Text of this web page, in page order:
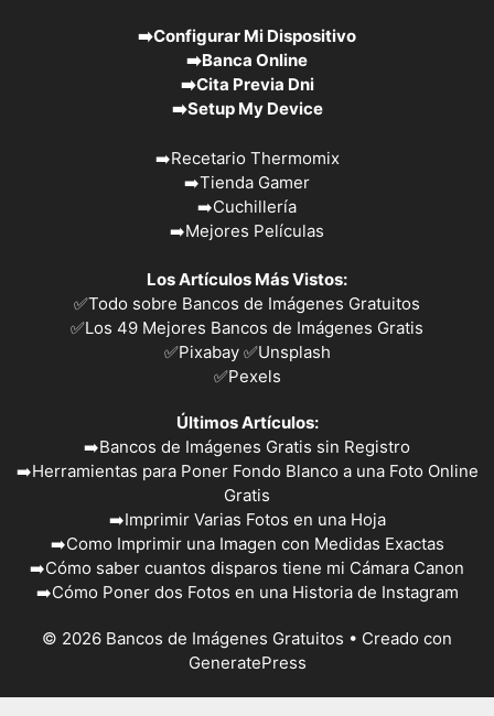
➡️Configurar Mi Dispositivo
➡️Banca Online
➡️Cita Previa Dni
➡️Setup My Device
➡️Recetario Thermomix
➡️Tienda Gamer
➡️Cuchillería
➡️Mejores Películas
Los Artículos Más Vistos:
✅Todo sobre Bancos de Imágenes Gratuitos
✅Los 49 Mejores Bancos de Imágenes Gratis
✅Pixabay ✅Unsplash
✅Pexels
Últimos Artículos:
➡️Bancos de Imágenes Gratis sin Registro
➡️Herramientas para Poner Fondo Blanco a una Foto Online
Gratis
➡️Imprimir Varias Fotos en una Hoja
➡️Como Imprimir una Imagen con Medidas Exactas
➡️Cómo saber cuantos disparos tiene mi Cámara Canon
➡️Cómo Poner dos Fotos en una Historia de Instagram
© 2026 Bancos de Imágenes Gratuitos • Creado con
GeneratePress